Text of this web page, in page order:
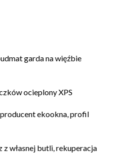
garda na więźbie
ocieplony XPS
ekookna, profil
z własnej butli, rekuperacja